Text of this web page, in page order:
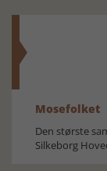
Mosefolket
Den største
Silkeborg